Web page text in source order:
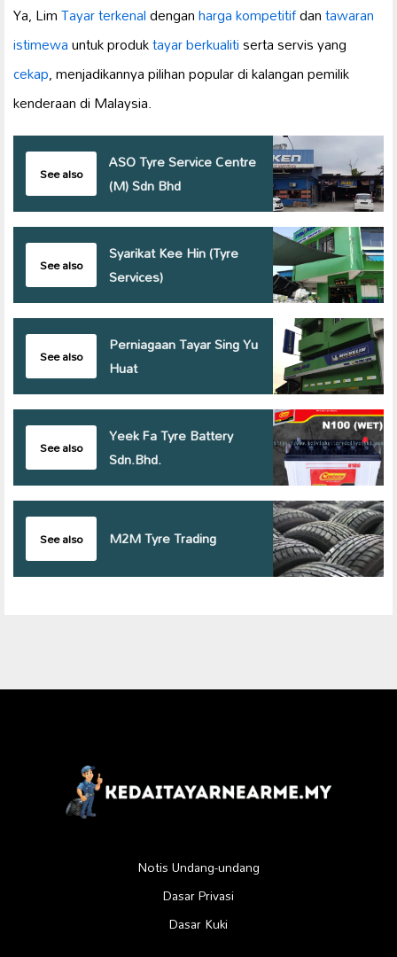
Ya, LimTayar terkenaldenganharga kompetitifdantawaran
istimewauntuk produktayar berkualitiserta servis yang
cekap, menjadikannya pilihan popular di kalangan pemilik
kenderaan di Malaysia.
See also
ASO Tyre Service Centre
(M) Sdn Bhd
See also
Syarikat Kee Hin (Tyre
Services)
See also
Perniagaan Tayar Sing Yu
Huat
See also
Yeek Fa Tyre Battery
Sdn.Bhd.
See also M2M Tyre Trading
Notis Undang-undang
Dasar Privasi
Dasar Kuki